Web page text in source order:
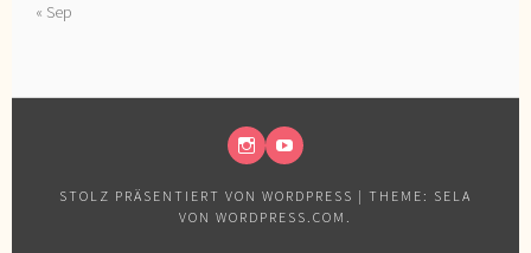
« Sep
STOLZ PRÄSENTIERT VON WORDPRESS | THEME: SELA
VON WORDPRESS.COM .